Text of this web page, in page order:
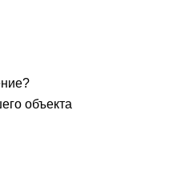
объекта